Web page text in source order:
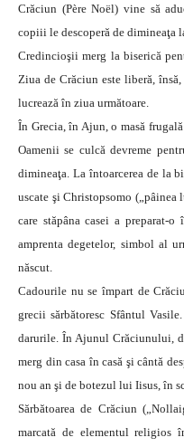
Crăciun (Père Noël) vine să
copiii le descoperă de dimineaţa
Credincioşii merg la biserică
Ziua de Crăciun este liberă,
lucrează în ziua următoare.
În Grecia, în Ajun, o masă
Oamenii se culcă devreme
dimineaţa. La întoarcerea de la
uscate şi Christopsomo
care stăpâna casei a preparat-
amprenta degetelor, simbol al
născut.
Cadourile nu se împart de
grecii sărbătoresc Sfântul
darurile. În Ajunul Crăciunului,
merg din casa în casă şi cântă
nou an şi de botezul lui Iisus, în
Sărbătoarea de Crăciun
marcată de elementul religios